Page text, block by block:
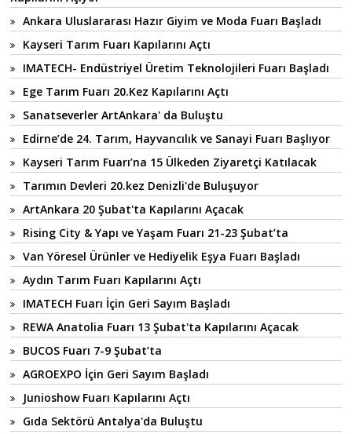
Ankara Uluslararası Hazır Giyim ve Moda Fuarı Başladı
Kayseri Tarım Fuarı Kapılarını Açtı
IMATECH- Endüstriyel Üretim Teknolojileri Fuarı Başladı
Ege Tarım Fuarı 20.Kez Kapılarını Açtı
Sanatseverler ArtAnkara' da Buluştu
Edirne’de 24. Tarım, Hayvancılık ve Sanayi Fuarı Başlıyor
Kayseri Tarım Fuarı’na 15 Ülkeden Ziyaretçi Katılacak
Tarımın Devleri 20.kez Denizli'de Buluşuyor
ArtAnkara 20 Şubat'ta Kapılarını Açacak
Rising City & Yapı ve Yaşam Fuarı 21-23 Şubat’ta
Van Yöresel Ürünler ve Hediyelik Eşya Fuarı Başladı
Aydın Tarım Fuarı Kapılarını Açtı
IMATECH Fuarı İçin Geri Sayım Başladı
REWA Anatolia Fuarı 13 Şubat'ta Kapılarını Açacak
BUCOS Fuarı 7-9 Şubat’ta
AGROEXPO İçin Geri Sayım Başladı
Junioshow Fuarı Kapılarını Açtı
Gıda Sektörü Antalya'da Buluştu